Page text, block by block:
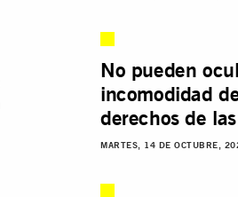
No pueden
incomodidad
derechos de
MARTES, 14 DE OCTUBRE,